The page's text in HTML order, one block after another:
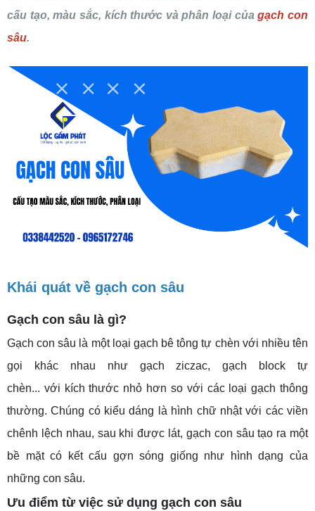
cấu tạo, màu sắc, kích thước và phân loại củagạch con
sâu.
Khái quát về gạch con sâu
Gạch con sâu là gì?
Gạch con sâu là một loại gạch bê tông tự chèn với nhiều tên
gọi khác nhau như gạch ziczac, gạch block tự
chèn... với kích thước nhỏ hơn so với các loại gạch thông
thường. Chúng có kiểu dáng là hình chữ nhật với các viền
chênh lệch nhau, sau khi được lát, gạch con sâu tạo ra một
bề mặt có kết cấu gợn sóng giống như hình dạng của
những con sâu.
Ưu điểm từ việc sử dụng gạch con sâu